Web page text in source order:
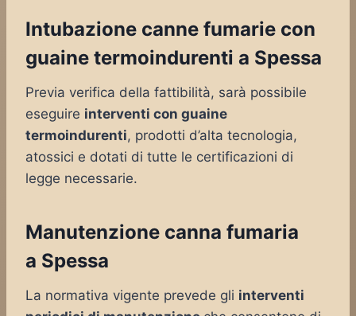
Intubazione canne fumarie con
guaine termoindurenti a Spessa
Previa verifica della fattibilità, sarà possibile
eseguire interventi con guaine
termoindurenti, prodotti d’alta tecnologia,
atossici e dotati di tutte le certificazioni di
legge necessarie.
Manutenzione canna fumaria
a Spessa
La normativa vigente prevede gli interventi